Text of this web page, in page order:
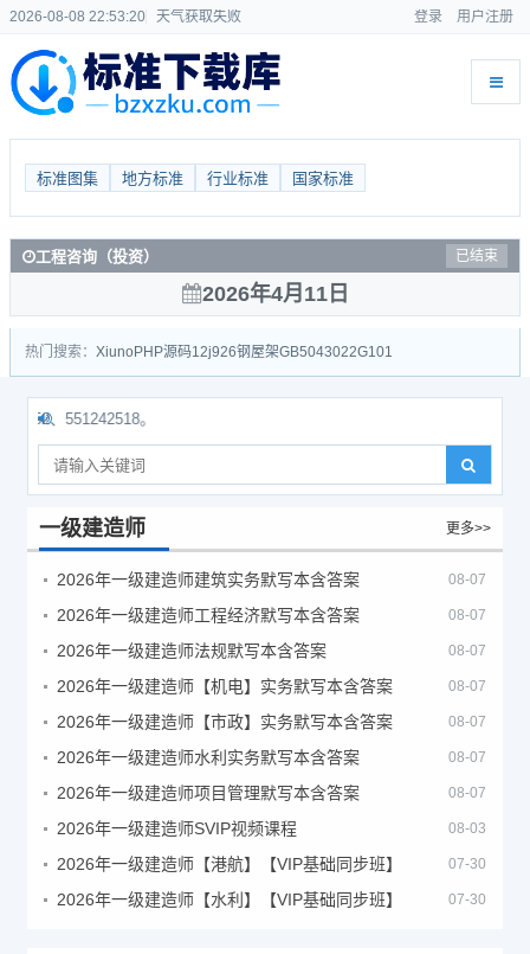
2026-08-08 22:53:21 天气获取失败 登录 用户注册
标准图集 地方标准 行业标准 国家标准
工程咨询（投资） 已结束
2026年4月11日
热门搜索： Xiuno PHP源码12j926钢屋架GB5043022G101
、551242518。
一级建造师 更多>>
2026年一级建造师建筑实务默写本含答案 08-07
2026年一级建造师工程经济默写本含答案 08-07
2026年一级建造师法规默写本含答案 08-07
2026年一级建造师【机电】实务默写本含答案 08-07
2026年一级建造师【市政】实务默写本含答案 08-07
2026年一级建造师水利实务默写本含答案 08-07
2026年一级建造师项目管理默写本含答案 08-07
2026年一级建造师SVIP视频课程 08-03
2026年一级建造师【港航】【VIP基础同步班】 07-30
2026年一级建造师【水利】【VIP基础同步班】 07-30